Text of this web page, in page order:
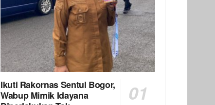
Ikuti Rakornas Sentul Bogor,
Wabup Mimik Idayana